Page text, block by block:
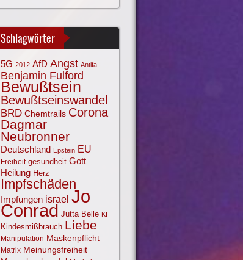
Schlagwörter
5G 2012 AfD Angst Antifa
Benjamin Fulford
Bewußtsein
Bewußtseinswandel
BRD Chemtrails Corona
Dagmar
Neubronner
Deutschland Epstein EU
Freiheit gesundheit Gott
Heilung Herz
Impfschäden
Impfungen israel Jo
Conrad Jutta Belle KI
Kindesmißbrauch Liebe
Manipulation Maskenpflicht
Matrix Meinungsfreiheit